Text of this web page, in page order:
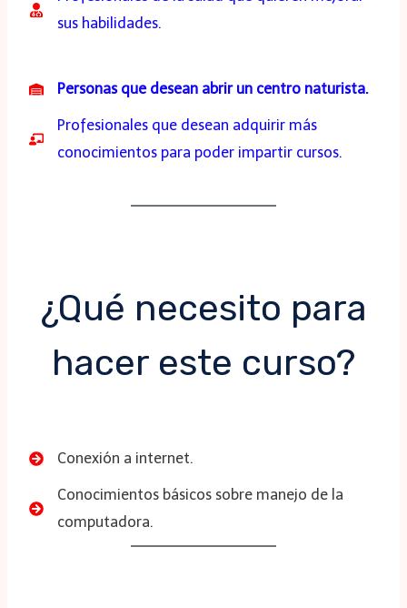
sus habilidades.
Personas que desean abrir un centro naturista.
Profesionales que desean adquirir más
conocimientos para poder impartir cursos.
¿Qué necesito para
hacer este curso?
Conexión a internet.
Conocimientos básicos sobre manejo de la
computadora.